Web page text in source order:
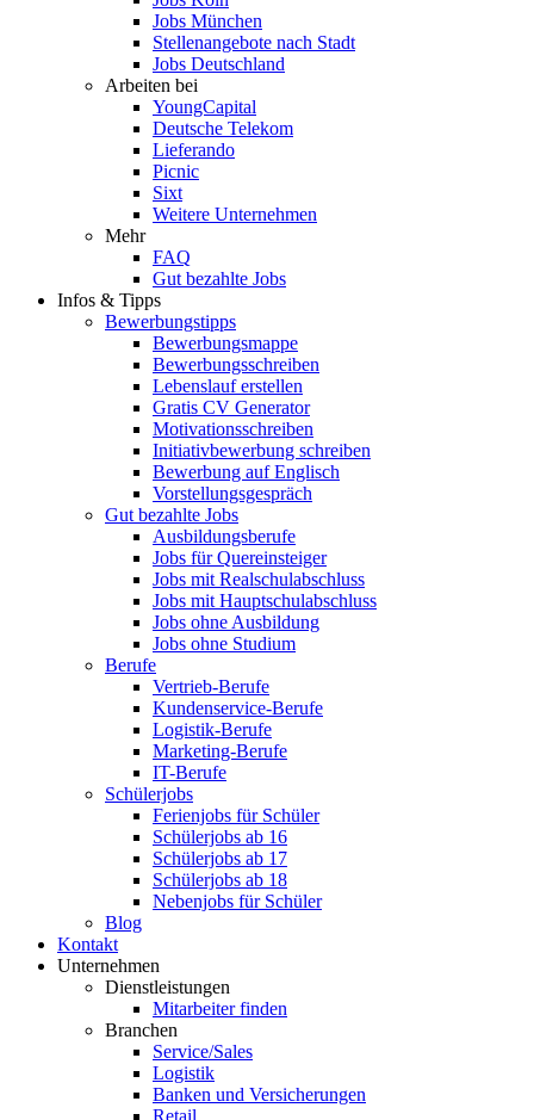
Jobs München
Stellenangebote nach Stadt
Jobs Deutschland
Arbeiten bei
YoungCapital
Deutsche Telekom
Lieferando
Picnic
Sixt
Weitere Unternehmen
Mehr
FAQ
Gut bezahlte Jobs
Infos & Tipps
Bewerbungstipps
Bewerbungsmappe
Bewerbungsschreiben
Lebenslauf erstellen
Gratis CV Generator
Motivationsschreiben
Initiativbewerbung schreiben
Bewerbung auf Englisch
Vorstellungsgespräch
Gut bezahlte Jobs
Ausbildungsberufe
Jobs für Quereinsteiger
Jobs mit Realschulabschluss
Jobs mit Hauptschulabschluss
Jobs ohne Ausbildung
Jobs ohne Studium
Berufe
Vertrieb-Berufe
Kundenservice-Berufe
Logistik-Berufe
Marketing-Berufe
IT-Berufe
Schülerjobs
Ferienjobs für Schüler
Schülerjobs ab 16
Schülerjobs ab 17
Schülerjobs ab 18
Nebenjobs für Schüler
Blog
Kontakt
Unternehmen
Dienstleistungen
Mitarbeiter finden
Branchen
Service/Sales
Logistik
Banken und Versicherungen
Retail